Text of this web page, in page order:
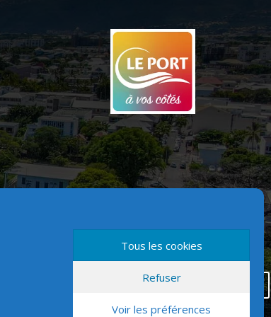
Tous les cookies
Refuser
Voir les préférences
Version mobile